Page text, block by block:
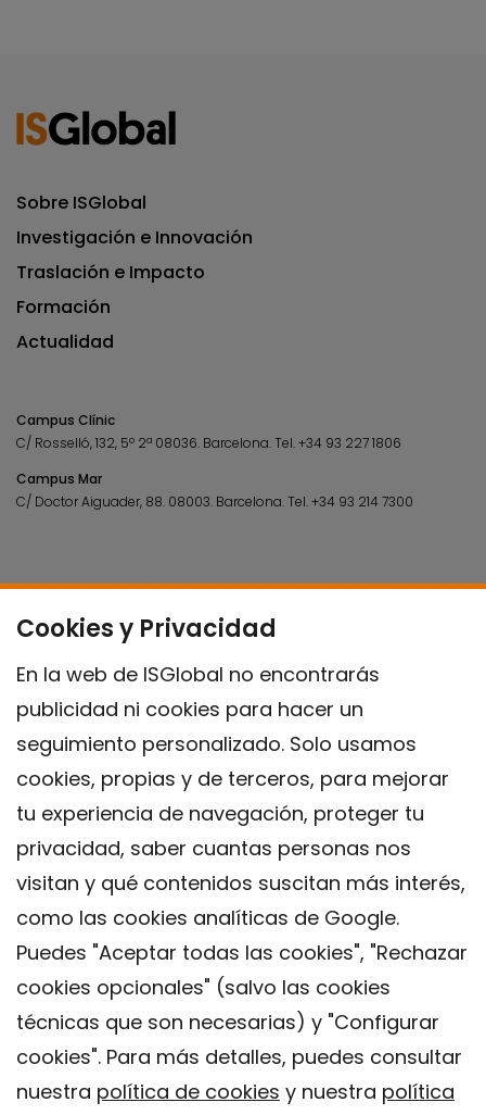
Cookies y Privacidad
En la web de ISGlobal no encontrarás
publicidad ni cookies para hacer un
seguimiento personalizado. Solo usamos
cookies, propias y de terceros, para mejorar
tu experiencia de navegación, proteger tu
privacidad, saber cuantas personas nos
visitan y qué contenidos suscitan más interés,
como las cookies analíticas de Google.
Puedes "Aceptar todas las cookies", "Rechazar
cookies opcionales" (salvo las cookies
técnicas que son necesarias) y "Configurar
cookies". Para más detalles, puedes consultar
nuestra política de cookies y nuestra política
Sobre ISGlobal
Investigación e Innovación
Traslación e Impacto
Formación
Actualidad
Campus Clínic
C/ Rosselló, 132, 5º 2ª 08036. Barcelona.Tel.+34 93 227 1806
Campus Mar
C/ Doctor Aiguader, 88. 08003. Barcelona.Tel.+34 93 214 7300
Contacto
Política de privacidad